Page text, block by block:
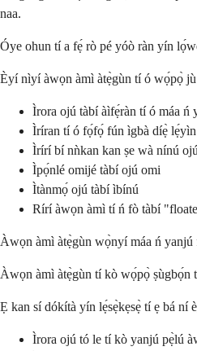
naa.
Óye ohun tí a fẹ́ rò pé yóò ràn yín
Èyí nìyí àwọn àmì àtẹ̀gùn tí ó wọ́pọ̀
Ìrora ojú tàbí àìfẹ́ràn tí ó máa ń
Ìríran tí ó fọ́fọ́ fún ìgbà díẹ̀ lẹ́yìn
Ìrírí bí nǹkan kan ṣe wà nínú
Ìpọ́nlé omijé tàbí ojú omi
Ìtànmọ́ ojú tàbí ìbínú
Rírí àwọn àmì tí ń fò tàbí
Àwọn àmì àtẹ̀gùn wọ̀nyí máa ń
Àwọn àmì àtẹ̀gùn tí kò wọ́pọ̀ ṣùgbọ́n
Ẹ kan sí dókítà yín lẹ́sẹ̀kẹsẹ̀ tí ẹ bá
Ìrora ojú tó le tí kò yanjú pẹ̀lú